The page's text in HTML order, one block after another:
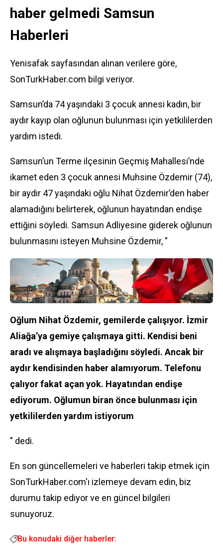
haber gelmedi Samsun
Haberleri
Yenisafak sayfasından alınan verilere göre,
SonTurkHaber.com bilgi veriyor.
Samsun’da 74 yaşındaki 3 çocuk annesi kadın, bir
aydır kayıp olan oğlunun bulunması için yetkililerden
yardım istedi.
Samsun’un Terme ilçesinin Geçmiş Mahallesi’nde
ikamet eden 3 çocuk annesi Muhsine Özdemir (74),
bir aydır 47 yaşındaki oğlu Nihat Özdemir’den haber
alamadığını belirterek, oğlunun hayatından endişe
ettiğini söyledi. Samsun Adliyesine giderek oğlunun
bulunmasını isteyen Muhsine Özdemir, "
Oğlum Nihat Özdemir, gemilerde çalışıyor. İzmir
Aliağa’ya gemiye çalışmaya gitti. Kendisi beni
aradı ve alışmaya başladığını söyledi. Ancak bir
aydır kendisinden haber alamıyorum. Telefonu
çalıyor fakat açan yok. Hayatından endişe
ediyorum. Oğlumun biran önce bulunması için
yetkililerden yardım istiyorum
" dedi.
En son güncellemeleri ve haberleri takip etmek için
SonTurkHaber.com'ı izlemeye devam edin, biz
durumu takip ediyor ve en güncel bilgileri
sunuyoruz.
Bu konudaki diğer haberler: